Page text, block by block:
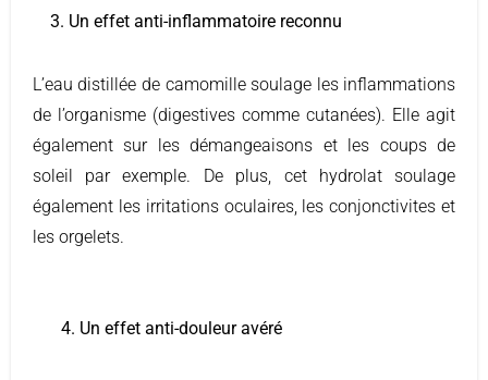
3. Un effet anti-inflammatoire reconnu
L’eau distillée de camomille soulage les inflammations
de l’organisme (digestives comme cutanées). Elle agit
également sur les démangeaisons et les coups de
soleil par exemple. De plus, cet hydrolat soulage
également les irritations oculaires, les conjonctivites et
les orgelets.
4. Un effet anti-douleur avéré